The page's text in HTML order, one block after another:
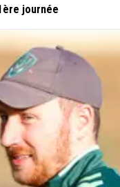
journée